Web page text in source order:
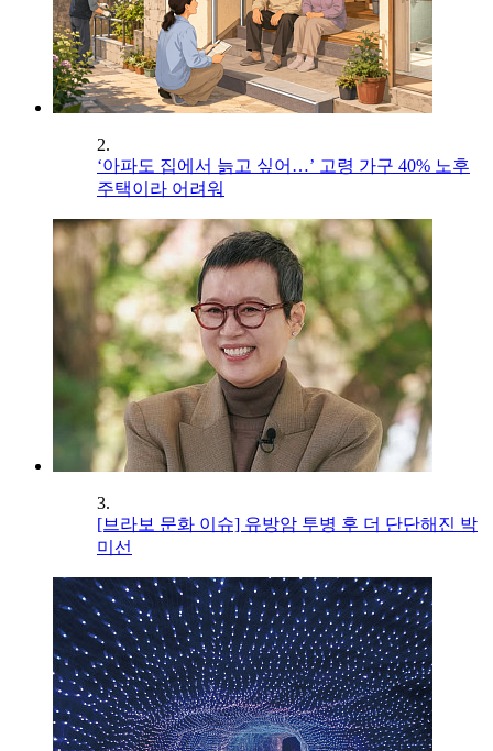
2.
‘아파도 집에서 늙고 싶어…’ 고령 가구 40% 노후
주택이라 어려워
3.
[브라보 문화 이슈] 유방암 투병 후 더 단단해진 박
미선